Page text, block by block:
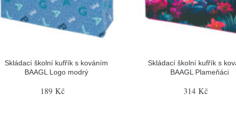
Skládací školní kufřík s kováním
BAAGL Logo modrý
189 Kč
Skládací školní kufřík s
BAAGL Plameňáci
314 Kč